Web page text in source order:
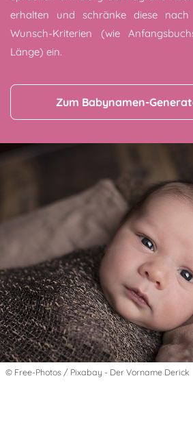
erhalten und schränke diese nach
Wunsch-Kriterien (wie
Länge) ein.
Zum Babynamen-
© Free-Photos / Pixabay - Der Vorname Derick